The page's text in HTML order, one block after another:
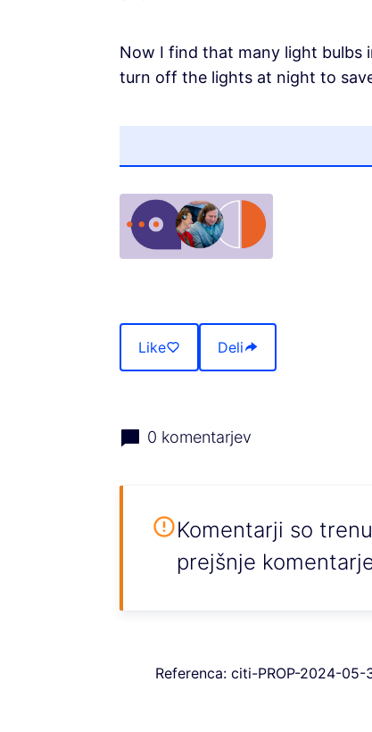
Now I find that many light bulbs
turn off the lights at night to
Like Deli
0 komentarjev
Komentarji so
prejšnje
Referenca: citi-PROP-2024-05-